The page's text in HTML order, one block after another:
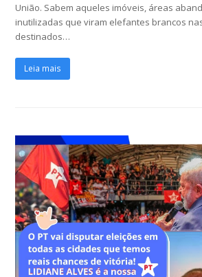
União. Sabem aqueles imóveis, áreas
inutilizadas que viram elefantes brancos
destinados…
Leia mais